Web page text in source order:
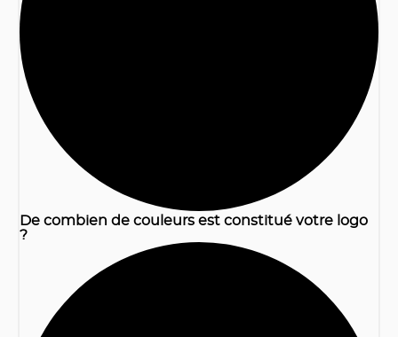
De combien de couleurs est constitué votre logo
?